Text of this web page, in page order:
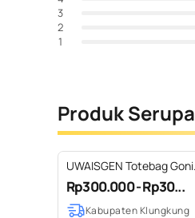
3
2
1
Produk Serupa
UWAISGEN Totebag Goni
Endek Etnik Bali Hadmade
Estu Bag
Rp300.000 - Rp30...
Kabupaten Klungkung